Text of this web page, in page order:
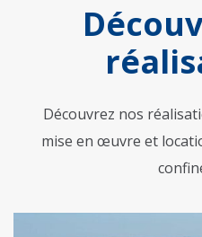
Découvrez nos
mise en œuvre et l